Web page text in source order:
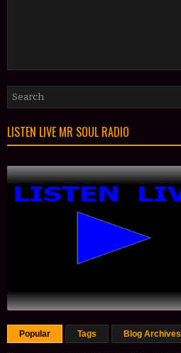
LISTEN LIVE MR SOUL RADIO
Popular Tags Blog Archives